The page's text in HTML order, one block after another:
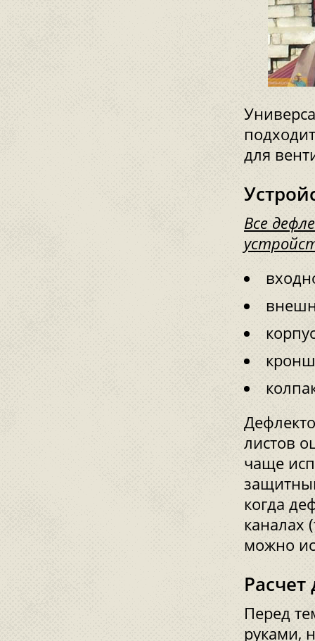
для
Все
листов
чаще
когда
каналах
можно
Перед
руками,